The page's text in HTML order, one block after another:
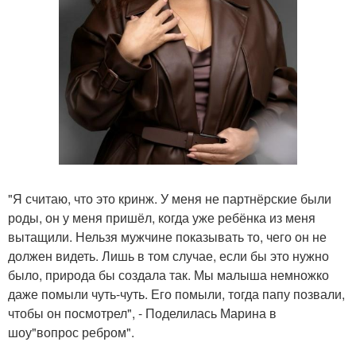
"Я считаю, что это кринж. У меня не партнёрские были
роды, он у меня пришёл, когда уже ребёнка из меня
вытащили. Нельзя мужчине показывать то, чего он не
должен видеть. Лишь в том случае, если бы это нужно
было, природа бы создала так. Мы малыша немножко
даже помыли чуть-чуть. Его помыли, тогда папу позвали,
чтобы он посмотрел", - Поделилась Марина в
шоу"вопрос ребром".